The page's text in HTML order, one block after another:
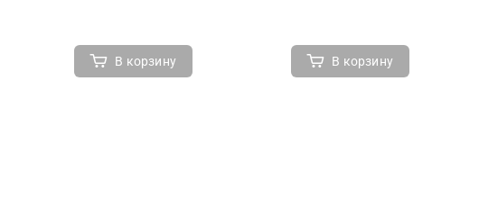
В корзину В корзину